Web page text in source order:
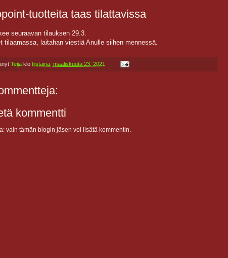
tuotteita taas tilattavissa
seuraavan tilauksen 29.3.
tilaamassa, laitahan viestiä Anulle siihen mennessä.
Teija klo tiistaina, maaliskuuta 23, 2021
kommentti
vain tämän blogin jäsen voi lisätä kommentin.